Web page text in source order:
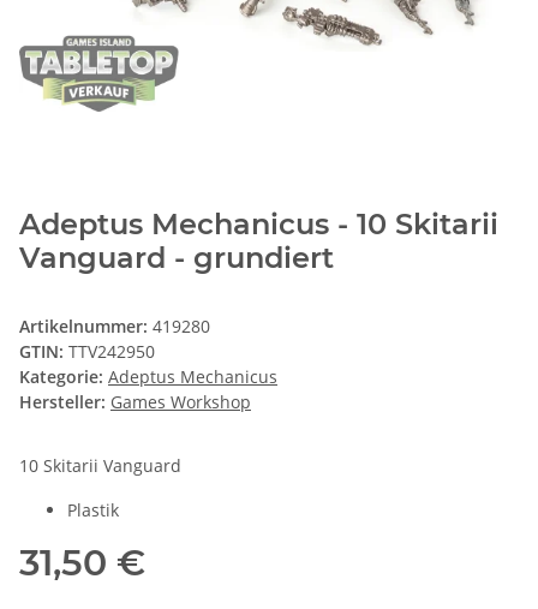
Adeptus Mechanicus - 10 Skitarii
Vanguard - grundiert
Artikelnummer: 419280
GTIN: TTV242950
Kategorie: Adeptus Mechanicus
Hersteller: Games Workshop
10 Skitarii Vanguard
Plastik
31,50 €